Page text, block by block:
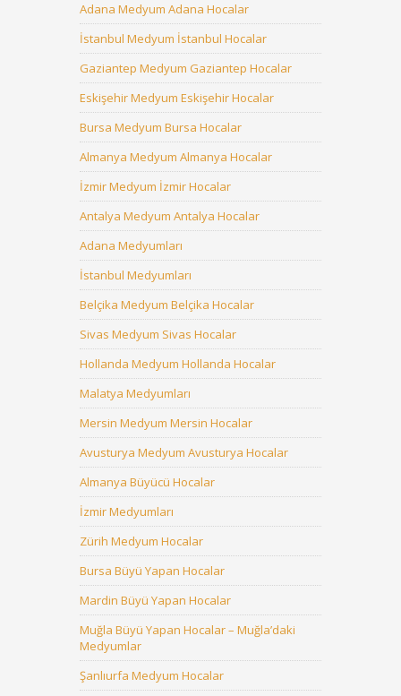
Adana Medyum Adana Hocalar
İstanbul Medyum İstanbul Hocalar
Gaziantep Medyum Gaziantep Hocalar
Eskişehir Medyum Eskişehir Hocalar
Bursa Medyum Bursa Hocalar
Almanya Medyum Almanya Hocalar
İzmir Medyum İzmir Hocalar
Antalya Medyum Antalya Hocalar
Adana Medyumları
İstanbul Medyumları
Belçika Medyum Belçika Hocalar
Sivas Medyum Sivas Hocalar
Hollanda Medyum Hollanda Hocalar
Malatya Medyumları
Mersin Medyum Mersin Hocalar
Avusturya Medyum Avusturya Hocalar
Almanya Büyücü Hocalar
İzmir Medyumları
Zürih Medyum Hocalar
Bursa Büyü Yapan Hocalar
Mardin Büyü Yapan Hocalar
Muğla Büyü Yapan Hocalar – Muğla’daki
Medyumlar
Şanlıurfa Medyum Hocalar